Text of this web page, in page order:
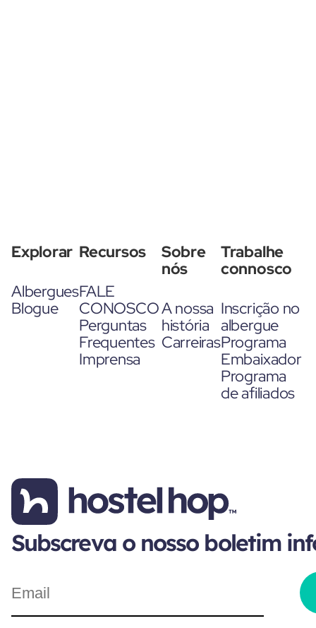
Explorar
Albergues
Blogue
Recursos
FALE
CONOSCO
Perguntas
Frequentes
Imprensa
Sobre
nós
A nossa
história
Carreiras
Trabalhe
connosco
Inscrição no
albergue
Programa
Embaixador
Programa
de afiliados
Subscreva o nosso boletim